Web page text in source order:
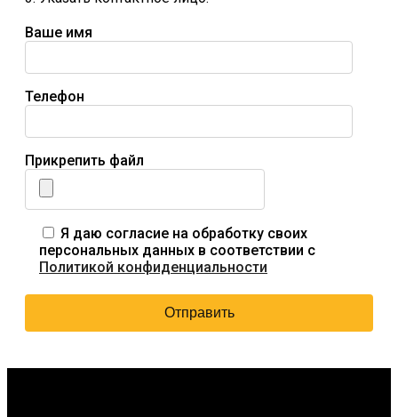
Ваше имя
Телефон
Прикрепить файл
Я даю согласие на обработку своих
персональных данных в соответствии с
Политикой конфиденциальности